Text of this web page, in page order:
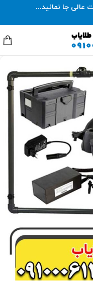
عالی جا نمانید...